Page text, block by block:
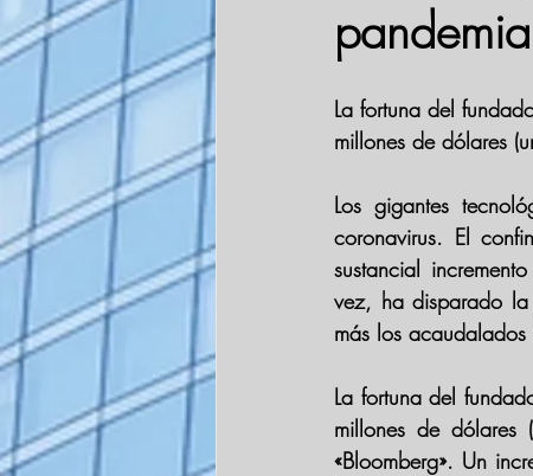
La fortuna del
millones de dólares
Los gigantes
coronavirus. El
sustancial
vez, ha disparado
más los
La fortuna del
millones de
«Bloomberg». Un